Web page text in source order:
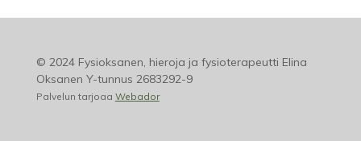
© 2024 Fysioksanen, hieroja ja fysioterapeutti Elina
Oksanen Y-tunnus 2683292-9
Palvelun tarjoaa Webador